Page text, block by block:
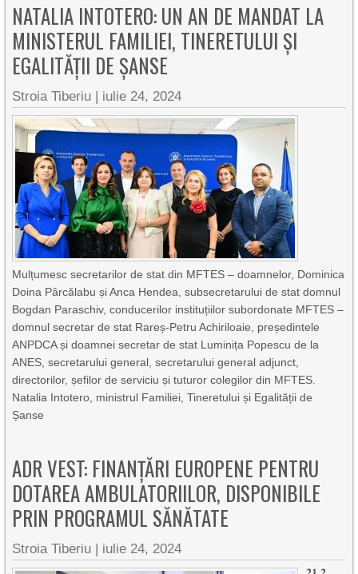
NATALIA INTOTERO: UN AN DE MANDAT LA
MINISTERUL FAMILIEI, TINERETULUI ȘI
EGALITĂȚII DE ȘANSE
Stroia Tiberiu | iulie 24, 2024
Mulțumesc secretarilor de stat din MFTES – doamnelor, Dominica
Doina Pârcălabu și Anca Hendea, subsecretarului de stat domnul
Bogdan Paraschiv, conducerilor instituțiilor subordonate MFTES –
domnul secretar de stat Rareș-Petru Achiriloaie, președintele
ANPDCA și doamnei secretar de stat Luminița Popescu de la
ANES, secretarului general, secretarului general adjunct,
directorilor, șefilor de serviciu și tuturor colegilor din MFTES.
Natalia Intotero, ministrul Familiei, Tineretului și Egalității de
Șanse
ADR VEST: FINANȚĂRI EUROPENE PENTRU
DOTAREA AMBULATORIILOR, DISPONIBILE
PRIN PROGRAMUL SĂNĂTATE
Stroia Tiberiu | iulie 24, 2024